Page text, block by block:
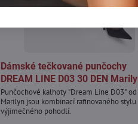
Dámské tečkované punčochy
DREAM LINE D03 30 DEN
Punčochové kalhoty "Dream Line D03" od
Marilyn jsou kombinací rafinovaného stylu
výjimečného pohodlí.